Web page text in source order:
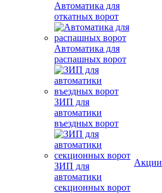
Автоматика для
откатных ворот
Автоматика для
распашных ворот
ЗИП для
автоматики
въездных ворот
ЗИП для
автоматики
секционных ворот
Акции